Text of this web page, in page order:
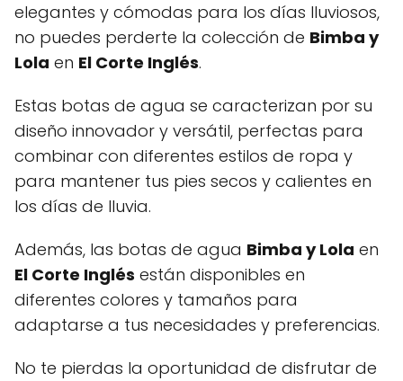
elegantes y cómodas para los días lluviosos,
no puedes perderte la colección de Bimba y
Lola en El Corte Inglés.
Estas botas de agua se caracterizan por su
diseño innovador y versátil, perfectas para
combinar con diferentes estilos de ropa y
para mantener tus pies secos y calientes en
los días de lluvia.
Además, las botas de agua Bimba y Lola en
El Corte Inglés están disponibles en
diferentes colores y tamaños para
adaptarse a tus necesidades y preferencias.
No te pierdas la oportunidad de disfrutar de